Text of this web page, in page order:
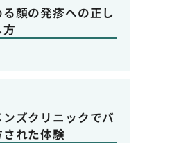
顔の発疹への正し
ズクリニックでバ
れた体験